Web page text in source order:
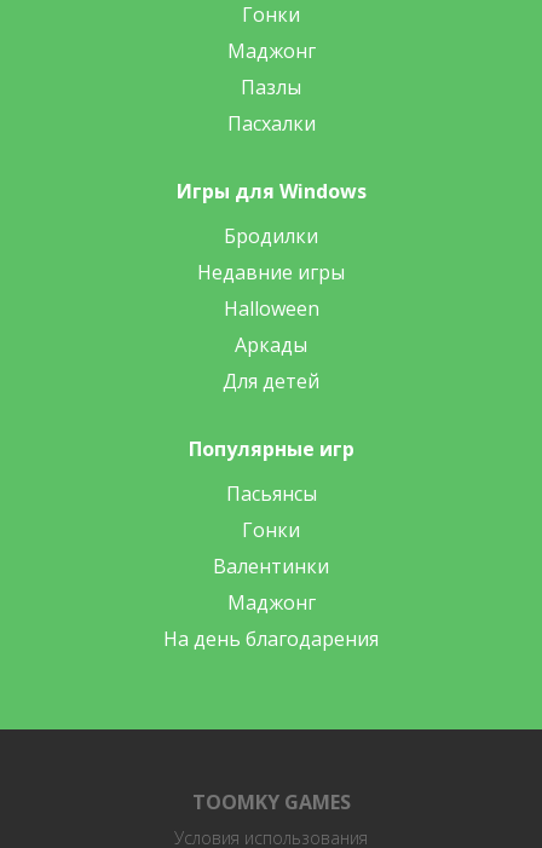
Гонки
Маджонг
Пазлы
Пасхалки
Игры для Windows
Бродилки
Недавние игры
Halloween
Аркады
Для детей
Популярные игр
Пасьянсы
Гонки
Валентинки
Маджонг
На день благодарения
TOOMKY GAMES
Условия использования